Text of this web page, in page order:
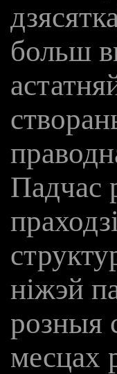
больш
Падчас
ніжэй
розныя
месцах